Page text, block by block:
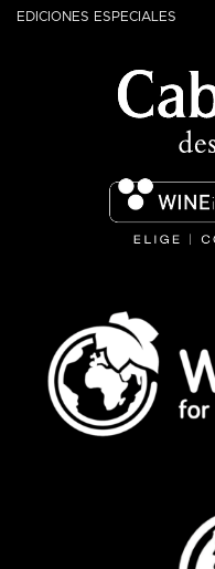
EDICIONES ESPECIALES